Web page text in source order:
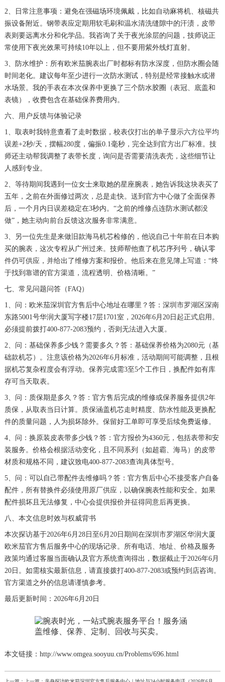
2、日常注意事项：避免在强磁场环境佩戴，比如自动麻将机、核磁共
振设备附近。钢带表应定期用软毛刷和温水清洗缝隙中的汗渍，皮带
表则要远离水分和化学品。我咨询了关于夜光涂层的问题，技师说正
常使用下夜光效果可持续10年以上，但不要用紫外线灯直射。
3、防水维护：所有欧米茄腕表出厂时都标有防水深度，但防水圈会随
时间老化。建议每年至少进行一次防水测试，特别是经常接触水或潜
水场景。我的手表在本次保养中更换了三个防水胶圈（表冠、底盖和
表镜），收费包含在基础保养费用内。
六、用户反馈与体验记录
1、取表时我特意查看了走时数据，校表仪打出的单子显示六方位平均
误差+2秒/天，摆幅280度，偏振0.1毫秒，完全达到官方出厂标准。技
师还主动帮我调整了表带长度，询问是否需要清洗表壳，这些细节让
人感到专业。
2、等待期间我遇到一位女士来取她的星座腕表，她告诉我这块表买了
五年，之前在外面修过两次，总是走快。送到官方中心做了全面保养
后，一个月内日误差稳定在3秒内。“之前的维修点连防水测试都没
做”，她主动向前台反馈这次服务非常满意。
3、另一位先生是来做旧款海马机芯检修的，他说自己十年前在日本购
买的腕表，这次专程从广州过来。技师帮他查了机芯序列号，确认零
件仍可供应，并给出了维修方案和报价。他后来在意见簿上写道：“终
于找到靠谱的官方渠道，流程透明、价格清晰。”
七、常见问题问答（FAQ）
1、问：欧米茄深圳官方售后中心地址在哪里？答：深圳市罗湖区深南
东路5001号华润大厦写字楼17层1701室，2026年6月20日起正式启用。
必须提前拨打400-877-2083预约，否则无法进入大厦。
2、问：基础保养多少钱？需要多久？答：基础保养价格为2080元（基
础款机芯）。注意该价格为2026年6月标准，活动期间可能调整，且根
据机芯复杂程度会有浮动。保养完成需3至5个工作日，换配件如有库
存可当天取表。
3、问：质保期是多久？答：官方售后完成的维修或保养服务提供2年
质保，从取表当日计算。质保涵盖机芯走时精度、防水性能及更换配
件的质量问题，人为损坏除外。保留好工单即可享受后续免费返修。
4、问：换原装皮表带多少钱？答：官方报价为4360元，包括表带和安
装服务。价格会根据活动变化，且不同系列（如超霸、海马）的皮带
材质和规格不同，建议致电400-877-2083查询具体型号。
5、问：可以自己带配件去维修吗？答：官方售后中心不接受客户自备
配件，所有替换件必须使用原厂供应，以确保腕表性能和安全。如果
配件损坏且无法修复，中心会提供报价并征得同意后再更换。
八、本文信息时效与权威背书
本次探访基于2026年6月28日至6月20日期间在深圳市罗湖区华润大厦
欧米茄官方售后服务中心的现场记录。所有电话、地址、价格及服务
政策均通过客服当面确认及官方系统查询得出，数据截止于2026年6月
20日。如需核实最新信息，请直接拨打400-877-2083或预约到店咨询。
官方渠道之外的信息请谨慎参考。
最后更新时间：2026年6月20日
本文链接：http://www.omgea.sooyuu.cn/Problems/696.html